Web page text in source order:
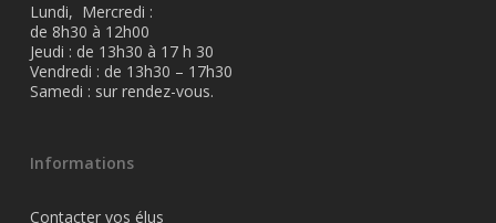
Lundi, Mercredi :
de 8h30 à 12h00
Jeudi : de 13h30 à 17 h 30
Vendredi : de 13h30 – 17h30
Samedi : sur rendez-vous.
Informations
Contacter vos élus